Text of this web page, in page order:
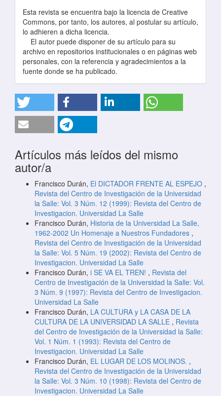
Esta revista se encuentra bajo la licencia de Creative
Commons, por tanto, los autores, al postular su artículo,
lo adhieren a dicha licencia.
El autor puede disponer de su artículo para su
archivo en repositorios institucionales o en páginas web
personales, con la referencia y agradecimientos a la
fuente donde se ha publicado.
Artículos más leídos del mismo
autor/a
Francisco Durán, El DICTADOR FRENTE AL ESPEJO ,
Revista del Centro de Investigación de la Universidad
la Salle: Vol. 3 Núm. 12 (1999): Revista del Centro de
Investigacion. Universidad La Salle
Francisco Durán, Historia de la Universidad La Salle,
1962-2002 Un Homenaje a Nuestros Fundadores ,
Revista del Centro de Investigación de la Universidad
la Salle: Vol. 5 Núm. 19 (2002): Revista del Centro de
Investigacion. Universidad La Salle
Francisco Durán, i SE VA EL TREN! , Revista del
Centro de Investigación de la Universidad la Salle: Vol.
3 Núm. 9 (1997): Revista del Centro de Investigacion.
Universidad La Salle
Francisco Durán, LA CULTURA y LA CASA DE LA
CULTURA DE LA UNIVERSIDAD LA SALLE , Revista
del Centro de Investigación de la Universidad la Salle:
Vol. 1 Núm. 1 (1993): Revista del Centro de
Investigacion. Universidad La Salle
Francisco Durán, EL LUGAR DE LOS MOLINOS. ,
Revista del Centro de Investigación de la Universidad
la Salle: Vol. 3 Núm. 10 (1998): Revista del Centro de
Investigacion. Universidad La Salle